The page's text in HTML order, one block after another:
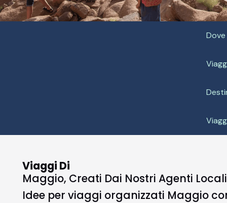
Viaggi Di
Maggio, Creati Dai Nostri Agenti Locali
Idee per viaggi organizzati Maggio